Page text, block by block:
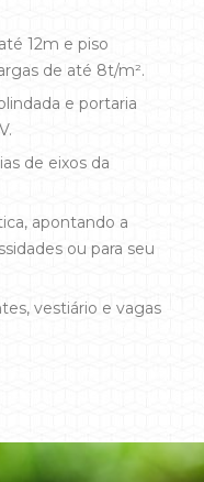
12m e piso
de até 8t/m².
e portaria
de eixos da
apontando a
ou para seu
vestiário e vagas